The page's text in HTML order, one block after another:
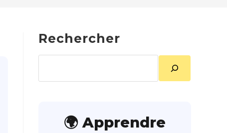
Rechercher
🌍 Apprendre